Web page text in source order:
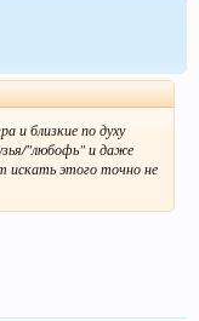
и близкие по духу
"любофь" и даже
искать этого точно не